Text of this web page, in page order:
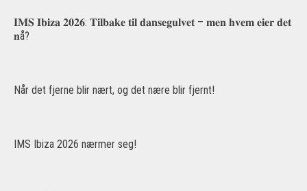
𝐈𝐌𝐒 𝐈𝐛𝐢𝐳𝐚 𝟐𝟎𝟐𝟔: 𝐓𝐢𝐥𝐛𝐚𝐤𝐞 𝐭𝐢𝐥 𝐝𝐚𝐧𝐬𝐞𝐠𝐮𝐥𝐯𝐞𝐭 – 𝐦𝐞𝐧 𝐡𝐯𝐞𝐦 𝐞𝐢𝐞𝐫 𝐝𝐞𝐭
𝐧å?
Når det fjerne blir nært, og det nære blir fjernt!
IMS Ibiza 2026 nærmer seg!